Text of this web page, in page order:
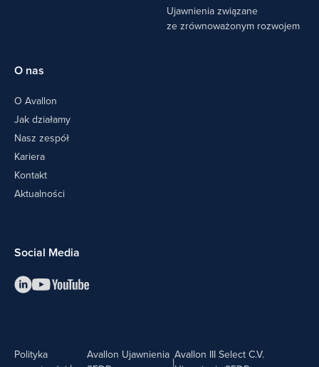
Ujawnienia związane
ze zrównoważonym rozwojem
O nas
O Avallon
Jak działamy
Nasz zespół
Kariera
Kontakt
Aktualności
Social Media
Polityka
Avallon Ujawnienia |Avallon III Select C.V.